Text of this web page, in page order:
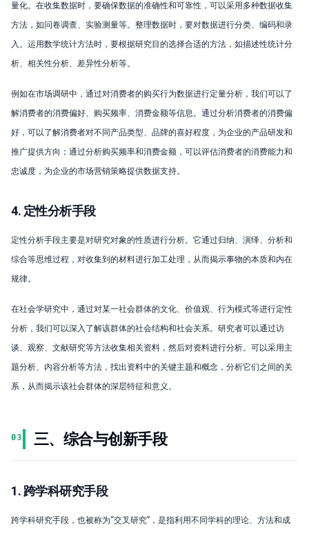
量化。在收集数据时，要确保数据的准确性和可靠性，可以采用多种数据收集
方法，如问卷调查、实验测量等。整理数据时，要对数据进行分类、编码和录
入。运用数学统计方法时，要根据研究目的选择合适的方法，如描述性统计分
析、相关性分析、差异性分析等。
例如在市场调研中，通过对消费者的购买行为数据进行定量分析，我们可以了
解消费者的消费偏好、购买频率、消费金额等信息。通过分析消费者的消费偏
好，可以了解消费者对不同产品类型、品牌的喜好程度，为企业的产品研发和
推广提供方向；通过分析购买频率和消费金额，可以评估消费者的消费能力和
忠诚度，为企业的市场营销策略提供数据支持。
4. 定性分析手段
定性分析手段主要是对研究对象的性质进行分析。它通过归纳、演绎、分析和
综合等思维过程，对收集到的材料进行加工处理，从而揭示事物的本质和内在
规律。
在社会学研究中，通过对某一社会群体的文化、价值观、行为模式等进行定性
分析，我们可以深入了解该群体的社会结构和社会关系。研究者可以通过访
谈、观察、文献研究等方法收集相关资料，然后对资料进行分析。可以采用主
题分析、内容分析等方法，找出资料中的关键主题和概念，分析它们之间的关
系，从而揭示该社会群体的深层特征和意义。
03 三、综合与创新手段
1. 跨学科研究手段
跨学科研究手段，也被称为“交叉研究”，是指利用不同学科的理论、方法和成